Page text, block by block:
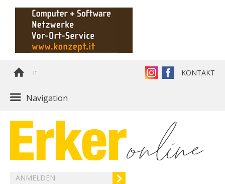
IT KONTAKT
Navigation
ANMELDEN